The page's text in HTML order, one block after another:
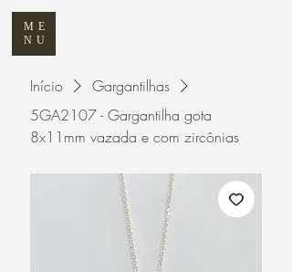
ME
NU
Início
Gargantilhas
5GA2107 - Gargantilha gota
8x11mm vazada e com zircônias